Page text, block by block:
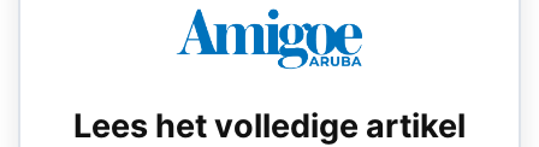
Lees het volledige artikel